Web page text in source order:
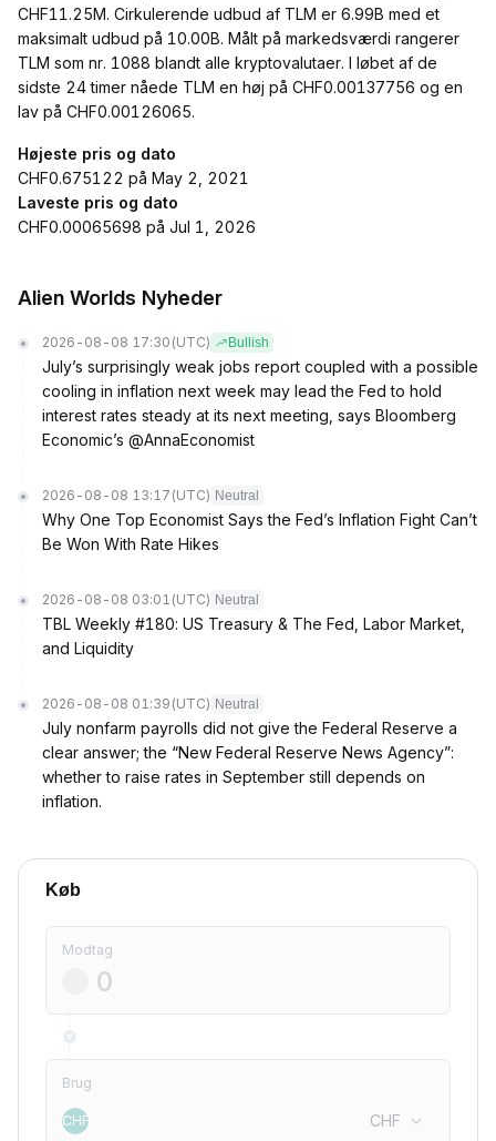
CHF11.25M. Cirkulerende udbud af TLM er 6.99B med et
maksimalt udbud på 10.00B. Målt på markedsværdi rangerer
TLM som nr. 1088 blandt alle kryptovalutaer. I løbet af de
sidste 24 timer nåede TLM en høj på CHF0.00137756 og en
lav på CHF0.00126065.
Højeste pris og dato
CHF0.675122 på May 2, 2021
Laveste pris og dato
CHF0.00065698 på Jul 1, 2026
Alien Worlds Nyheder
2026-08-08 17:30 (UTC) Bullish
July’s surprisingly weak jobs report coupled with a possible
cooling in inflation next week may lead the Fed to hold
interest rates steady at its next meeting, says Bloomberg
Economic’s @AnnaEconomist
2026-08-08 13:17 (UTC) Neutral
Why One Top Economist Says the Fed’s Inflation Fight Can’t
Be Won With Rate Hikes
2026-08-08 03:01 (UTC) Neutral
TBL Weekly #180: US Treasury & The Fed, Labor Market,
and Liquidity
2026-08-08 01:39 (UTC) Neutral
July nonfarm payrolls did not give the Federal Reserve a
clear answer; the “New Federal Reserve News Agency”:
whether to raise rates in September still depends on
inflation.
Køb
Modtag
Brug
CHF CHF